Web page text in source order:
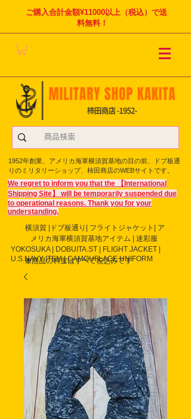
ご購入合計金額¥11000以上（税込）で送
料無料！
1952年創業、アメリカ海軍横須賀基地の目の前、ドブ板通
りのミリタリーショップ、柿田商店のWEBサイトです。
We regret to inform you that the 【International
Shipping Site】 will be temporarily suspended due
to operational reasons. Thank you for your
understanding.
横須賀 |ドブ板通り| フライト ジャケット| ア
メリカ海軍横須賀基地アイテム | 迷彩服
YOKOSUKA | DOBUITA.ST | FLIGHT JACKET |
U.S.NAVY ITEM | CAMOUFLAGE UNIFORM
※商品の料金はすべて税込みです